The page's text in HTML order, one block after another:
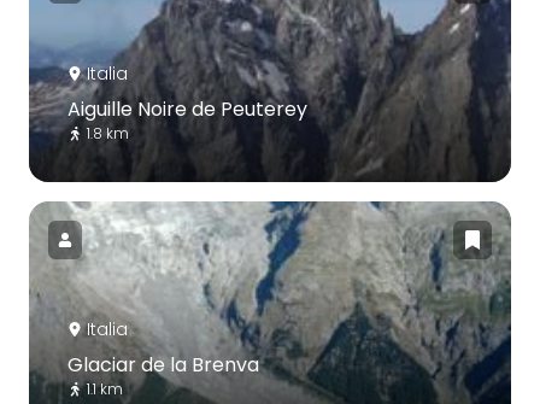
Italia
Aiguille Noire de Peuterey
1.8 km
Italia
Glaciar de la Brenva
1.1 km